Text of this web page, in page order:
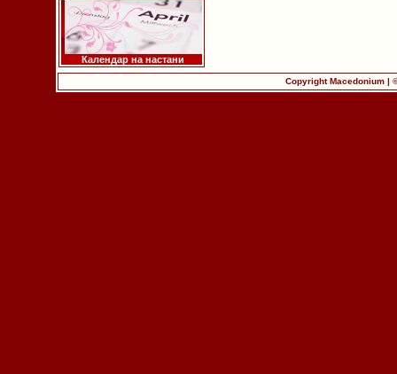
Календар на настани
Copyright Macedonium |